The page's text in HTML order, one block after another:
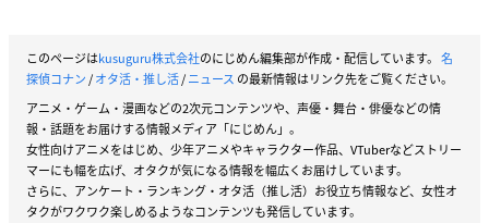
このページはkusuguru株式会社のにじめん編集部が作成・配信しています。 名
探偵コナン/オタ活・推し活/ニュース の最新情報はリンク先をご覧ください。
アニメ・ゲーム・漫画などの2次元コンテンツや、声優・舞台・俳優などの情
報・話題をお届けする情報メディア「にじめん」。
女性向けアニメをはじめ、少年アニメやキャラクター作品、VTuberなどストリー
マーにも幅を広げ、オタクが気になる情報を幅広くお届けしています。
さらに、アンケート・ランキング・オタ活（推し活）お役立ち情報など、女性オ
タクがワクワク楽しめるようなコンテンツも発信しています。